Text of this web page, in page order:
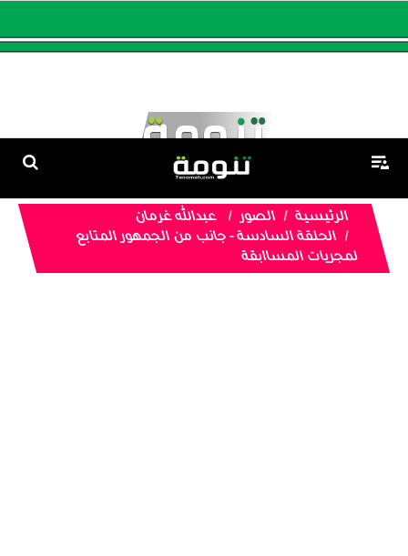
الرئيسية الصور
عبدالله غرمان
الحلقة السادسة - جانب من الجمهور المتابع
لمجريات المساابقة